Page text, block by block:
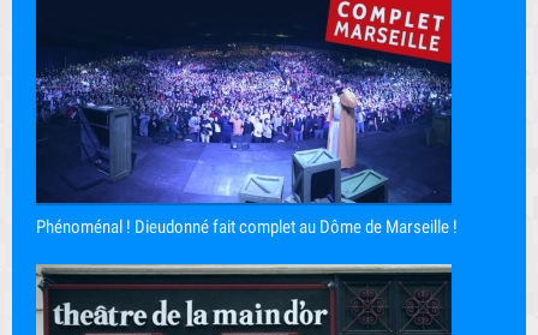
Phénoménal ! Dieudonné fait complet au Dôme de Marseille !